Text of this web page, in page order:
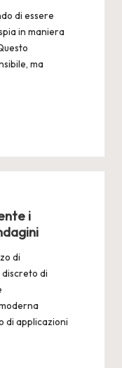
di essere
in maniera
ma
i
di
discreto di
di applicazioni